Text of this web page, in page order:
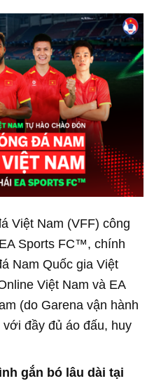
Việt Nam (VFF) công
Sports FC™, chính
Nam Quốc gia Việt
Việt Nam và EA
(do Garena vận hành
đầy đủ áo đấu, huy
gắn bó lâu dài tại